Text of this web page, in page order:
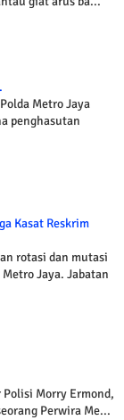
Metro Jaya
penghasutan
Kasat Reskrim
rotasi dan mutasi
Jaya. Jabatan
Morry Ermond,
Perwira Me...